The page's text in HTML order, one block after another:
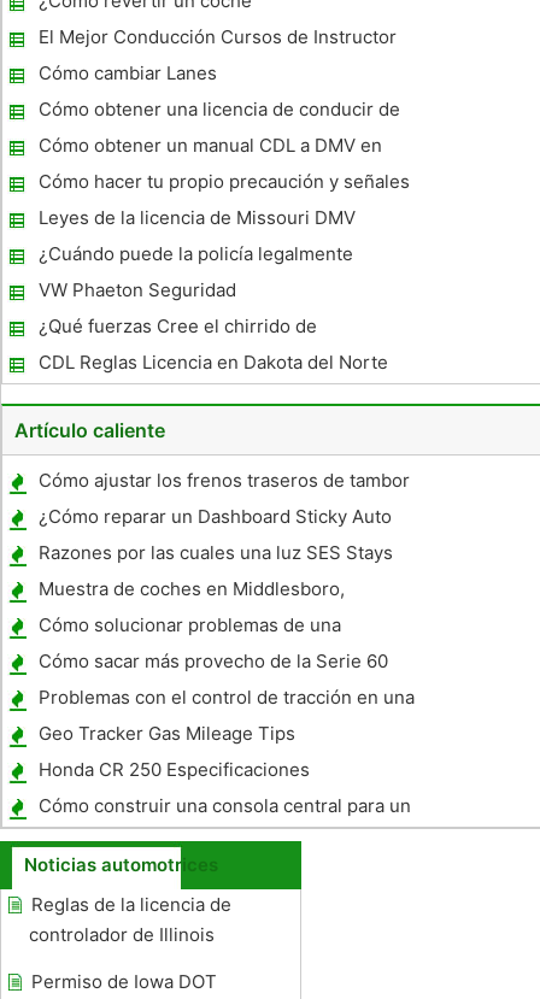
El Mejor Conducción Cursos de Instructor
Cómo cambiar Lanes
Cómo obtener una licencia de conducir de
Pennsylvania
Cómo obtener un manual CDL a DMV en
Nevada
Cómo hacer tu propio precaución y señales
de peligro
Leyes de la licencia de Missouri DMV
conductor
¿Cuándo puede la policía legalmente
Buscar en un coche?
VW Phaeton Seguridad
¿Qué fuerzas Cree el chirrido de
neumáticos cuando un coche frena en sus
frenos ?
CDL Reglas Licencia en Dakota del Norte
Artículo caliente
Cómo ajustar los frenos traseros de tambor
con los neumáticos de
¿Cómo reparar un Dashboard Sticky Auto
Razones por las cuales una luz SES Stays
On
Muestra de coches en Middlesboro,
Kentucky
Cómo solucionar problemas de una
condición de inicio No en un Honda Civic
1995
Cómo sacar más provecho de la Serie 60
Problemas con el control de tracción en una
Yukon 2006
Geo Tracker Gas Mileage Tips
Honda CR 250 Especificaciones
Cómo construir una consola central para un
coche
Noticias automotrices
Reglas de la licencia de
controlador de Illinois
Permiso de Iowa DOT